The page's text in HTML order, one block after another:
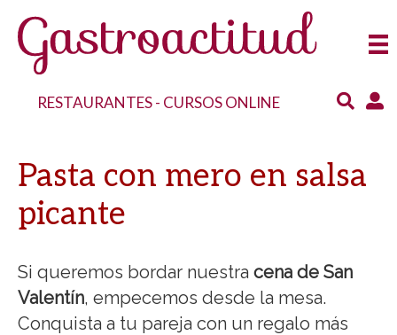
RESTAURANTES- CURSOS ONLINE
Pasta con mero en salsa
picante
Si queremos bordar nuestra cena de San
Valentín, empecemos desde la mesa.
Conquista a tu pareja con un regalo más